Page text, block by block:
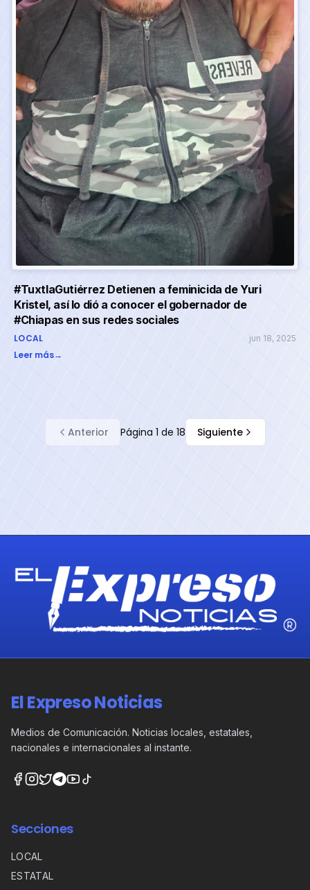
#TuxtlaGutiérrez Detienen a feminicida de Yuri
Kristel, así lo dió a conocer el gobernador de
#Chiapas en sus redes sociales
LOCAL jun 18, 2025
Leer más→
Anterior Página 1de 18 Siguiente
El Expreso Noticias
Medios de Comunicación. Noticias locales, estatales,
nacionales e internacionales al instante.
Secciones
LOCAL
ESTATAL